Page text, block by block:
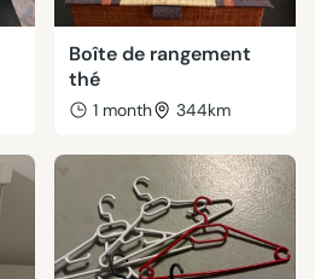
Boîte de rangement
thé
1 month 344km